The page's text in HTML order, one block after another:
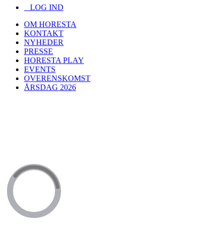
LOG IND
OM HORESTA
KONTAKT
NYHEDER
PRESSE
HORESTA PLAY
EVENTS
OVERENSKOMST
ÅRSDAG 2026